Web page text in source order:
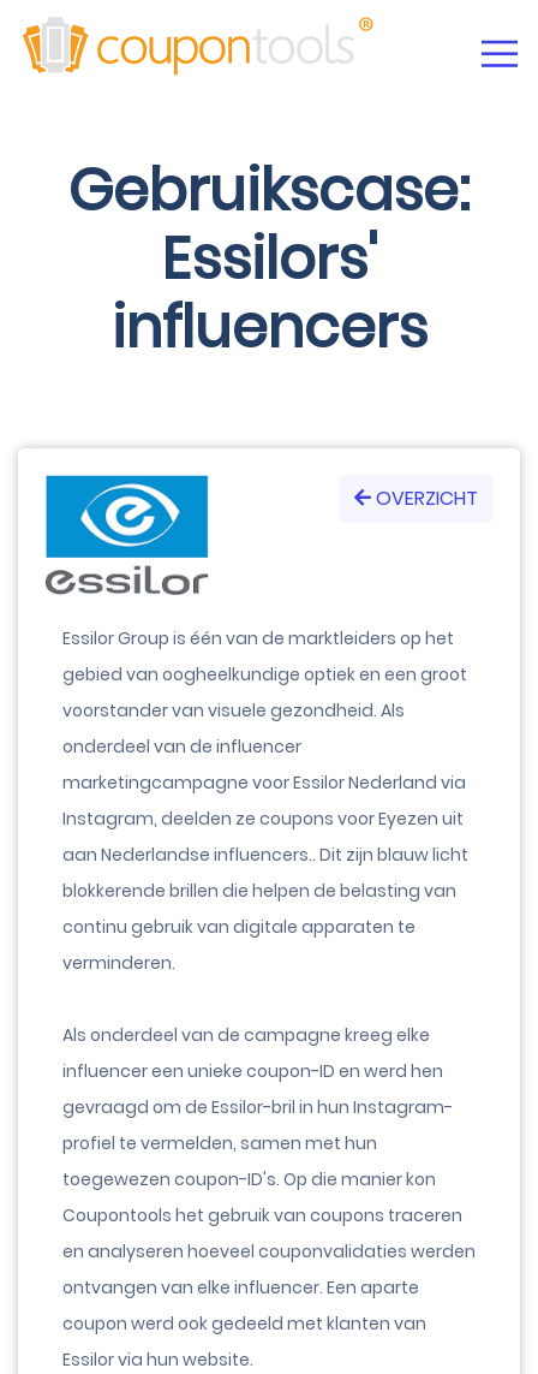
Gebruikscase:
Essilors'
influencers
OVERZICHT
Essilor Group is één van de marktleiders op het
gebied van oogheelkundige optiek en een groot
voorstander van visuele gezondheid. Als
onderdeel van de influencer
marketingcampagne voor Essilor Nederland via
Instagram, deelden ze coupons voor Eyezen uit
aan Nederlandse influencers.. Dit zijn blauw licht
blokkerende brillen die helpen de belasting van
continu gebruik van digitale apparaten te
verminderen.
Als onderdeel van de campagne kreeg elke
influencer een unieke coupon-ID en werd hen
gevraagd om de Essilor-bril in hun Instagram-
profiel te vermelden, samen met hun
toegewezen coupon-ID's. Op die manier kon
Coupontools het gebruik van coupons traceren
en analyseren hoeveel couponvalidaties werden
ontvangen van elke influencer. Een aparte
coupon werd ook gedeeld met klanten van
Essilor via hun website.